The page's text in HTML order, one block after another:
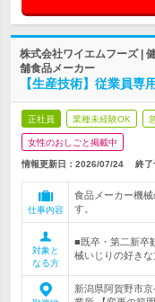
株式会社ワイエムフーズ |
舗食品メーカー
【生産技術】従業員専
正社員 業種未経験OK
女性のおしごと掲載中
情報更新日：2026/07/24 終了
仕事内容
食品メーカー機
す。
対象と
なる方
■既卒・第二新卒
械いじりの好きな
新潟県阿賀野市